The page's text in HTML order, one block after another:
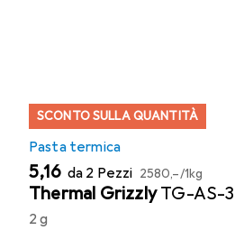
SCONTO SULLA QUANTITÀ
Pasta termica
EUR
5,16 da 2 Pezzi EUR
2580,–/1kg
Thermal Grizzly TG-AS-3
2 g